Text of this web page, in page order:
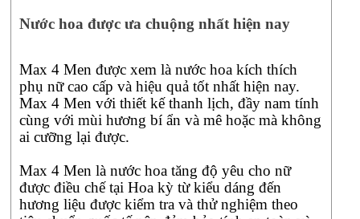
Nước hoa được ưa chuộng nhất hiện nay
Max 4 Men được xem là nước hoa kích thích
phụ nữ cao cấp và hiệu quả tốt nhất hiện nay.
Max 4 Men với thiết kế thanh lịch, đầy nam tính
cùng với mùi hương bí ẩn và mê hoặc mà không
ai cưỡng lại được.
Max 4 Men là nước hoa tăng độ yêu cho nữ
được điều chế tại Hoa kỳ từ kiểu dáng đến
hương liệu được kiểm tra và thử nghiệm theo